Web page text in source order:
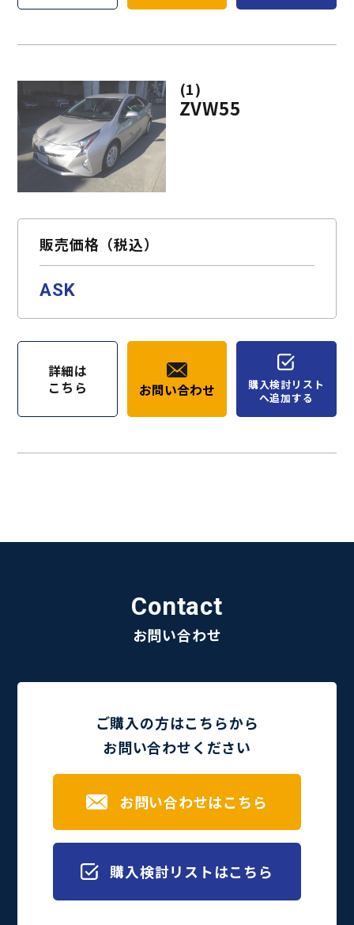
(1)
ZVW55
販売価格（税込）
ASK
詳細は
こちら
お問い合わせ
購入検討リスト
へ追加する
Contact
お問い合わせ
ご購入の方はこちらから
お問い合わせください
お問い合わせはこちら
購入検討リストはこちら